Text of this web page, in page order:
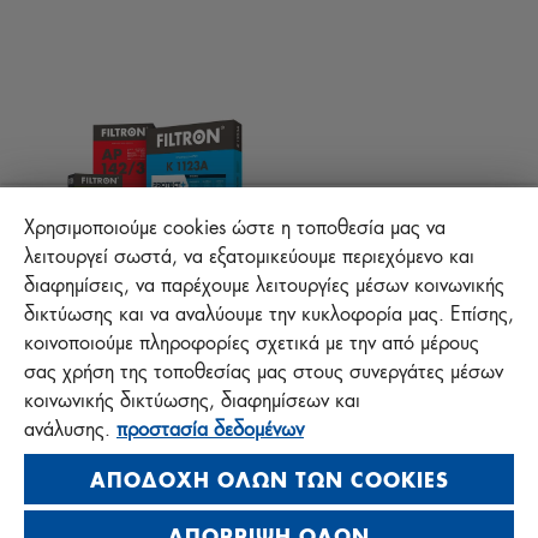
Προστασία +
FAQ
MANN+HUMMEL FT Poland
Sp. z o. o. Sp. k.
ul. Wrocławska 145, 63-800 GOSTYŃ, POLAND
Polityka prywatności
Impressum
Χρησιμοποιούμε cookies ώστε η τοποθεσία μας να
λειτουργεί σωστά, να εξατομικεύουμε περιεχόμενο και
διαφημίσεις, να παρέχουμε λειτουργίες μέσων κοινωνικής
δικτύωσης και να αναλύουμε την κυκλοφορία μας. Επίσης,
κοινοποιούμε πληροφορίες σχετικά με την από μέρους
σας χρήση της τοποθεσίας μας στους συνεργάτες μέσων
κοινωνικής δικτύωσης, διαφημίσεων και
ανάλυσης. προστασία δεδομένων
ΑΠΟΔΟΧΉ ΌΛΩΝ ΤΩΝ COOKIES